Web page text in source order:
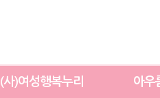
(사)여성행복누리 아우